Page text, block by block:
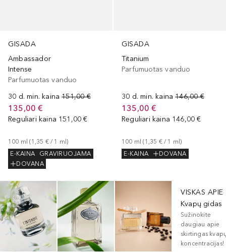
GISADA
Ambassador
Intense
Parfumuotas vanduo
30 d. min. kaina 151,00 €
135,00 €
Reguliari kaina 151,00 €
100 ml (1,35 € / 1 ml)
E-KAINA
GRAVIRUOJAMA
DOVANA
GISADA
Titanium
Parfumuotas vanduo
30 d. min. kaina 146,00 €
135,00 €
Reguliari kaina 146,00 €
100 ml (1,35 € / 1 ml)
E-KAINA
DOVANA
Praleisti slankiklį
VISKAS APIE
Kvapų gidas
Sužinokite
daugiau apie
skirtingas
koncentracijas!